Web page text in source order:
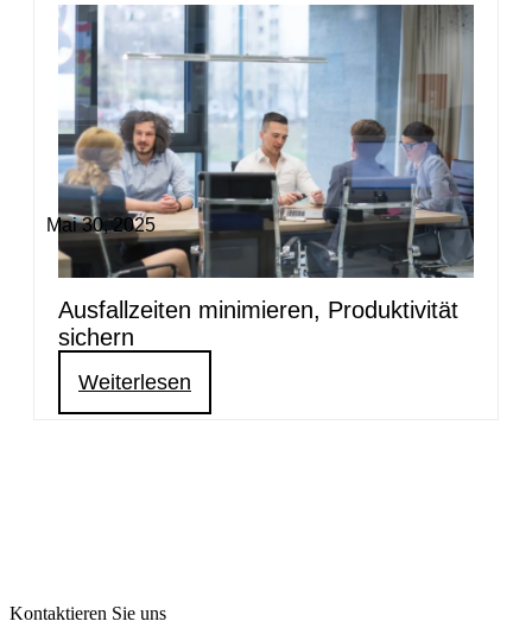
Mai 30, 2025
Ausfallzeiten minimieren, Produktivität
sichern
Weiterlesen
Kontaktieren Sie uns